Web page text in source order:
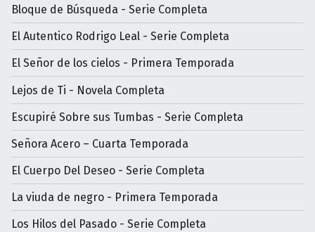
Bloque de Búsqueda - Serie Completa
El Autentico Rodrigo Leal - Serie Completa
El Señor de los cielos - Primera Temporada
Lejos de Ti - Novela Completa
Escupiré Sobre sus Tumbas - Serie Completa
Señora Acero – Cuarta Temporada
El Cuerpo Del Deseo - Serie Completa
La viuda de negro - Primera Temporada
Los Hilos del Pasado - Serie Completa